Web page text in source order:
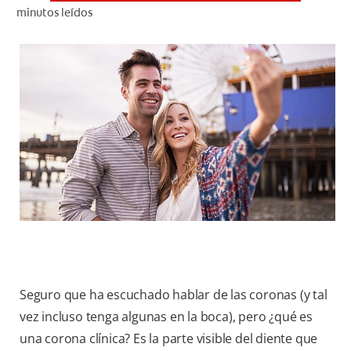
SELECCIÓN DE PRODUCTOS
PARA PROFESIONALES
CUPONES
CO (ES)
minutos leídos
Seguro que ha escuchado hablar de las coronas (y tal
vez incluso tenga algunas en la boca), pero ¿qué es
una corona clínica? Es la parte visible del diente que